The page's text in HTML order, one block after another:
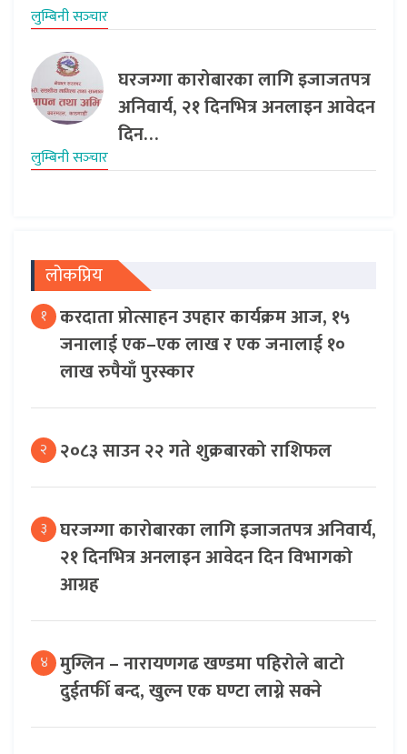
लुम्बिनी सञ्‍चार
घरजग्गा कारोबारका लागि इजाजतपत्र
अनिवार्य, २१ दिनभित्र अनलाइन आवेदन
दिन…
लुम्बिनी सञ्‍चार
लोकप्रिय
१ करदाता प्रोत्साहन उपहार कार्यक्रम आज, १५
जनालाई एक–एक लाख र एक जनालाई १०
लाख रुपैयाँ पुरस्कार
२ २०८३ साउन २२ गते शुक्रबारको राशिफल
३ घरजग्गा कारोबारका लागि इजाजतपत्र अनिवार्य,
२१ दिनभित्र अनलाइन आवेदन दिन विभागको
आग्रह
४ मुग्लिन – नारायणगढ खण्डमा पहिरोले बाटो
दुईतर्फी बन्द, खुल्न एक घण्टा लाग्ने सक्ने